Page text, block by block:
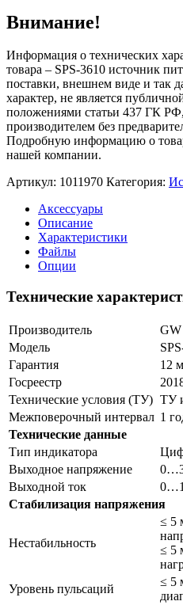
Внимание!
Информация о технических
товара – SPS-3610 источник
поставки, внешнем виде и так
характер, не является
положениями статьи 437 ГК
производителем без
Подробную информацию о
нашей компании.
Артикул: 1011970 Категория:
Аксессуары
Описание
Характеристики
Файлы
Опции
Технические
Производитель
GW
Модель
Гарантия
12
Госреестр
Технические условия (ТУ) ТУ
Межповерочный интервал 1
Технические данные
Тип индикатора
Выходное напряжение
Выходной ток
Стабилизация напряжения
Нестабильность
≤ 5
≤ 5
Уровень пульсаций
≤ 5